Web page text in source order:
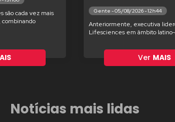
são cada vez mais
combinando
Gente - 05/08/2026 - 12h44
Anteriormente, executiva
Lifesciences em âmbito
Ver MAIS
Notícias mais lidas